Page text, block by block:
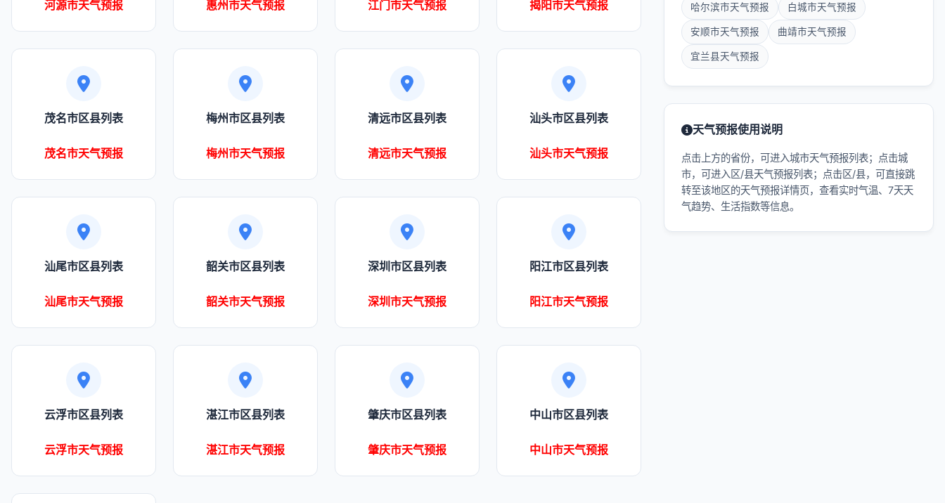
河源市天气预报 惠州市天气预报 江门市天气预报 揭阳市天气预报
茂名市区县列表
茂名市天气预报
梅州市区县列表
梅州市天气预报
清远市区县列表
清远市天气预报
汕头市区县列表
汕头市天气预报
汕尾市区县列表
汕尾市天气预报
韶关市区县列表
韶关市天气预报
深圳市区县列表
深圳市天气预报
阳江市区县列表
阳江市天气预报
云浮市区县列表
云浮市天气预报
湛江市区县列表
湛江市天气预报
肇庆市区县列表
肇庆市天气预报
中山市区县列表
中山市天气预报
哈尔滨市天气预报 白城市天气预报
安顺市天气预报 曲靖市天气预报
宜兰县天气预报
天气预报使用说明
点击上方的省份，可进入城市天气预报列表；点击城
市，可进入区/县天气预报列表；点击区/县，可直接跳
转至该地区的天气预报详情页，查看实时气温、7天天
气趋势、生活指数等信息。